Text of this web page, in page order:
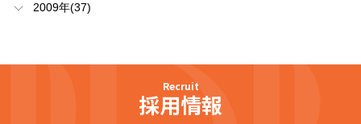
2009年(37)
Recruit
採用情報